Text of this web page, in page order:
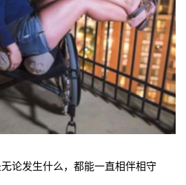
论发生什么，都能一直相伴相守